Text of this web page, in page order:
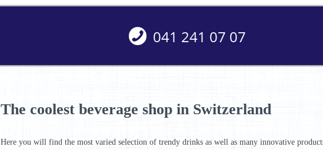
041 241 07 07
The coolest beverage shop in Switzerland
Here you will find the most varied selection of trendy drinks as well as many innovative